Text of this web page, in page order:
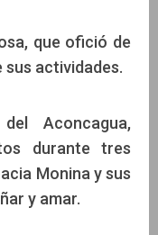
que ofició de
actividades.
Aconcagua,
durante tres
Monina y sus
y amar.